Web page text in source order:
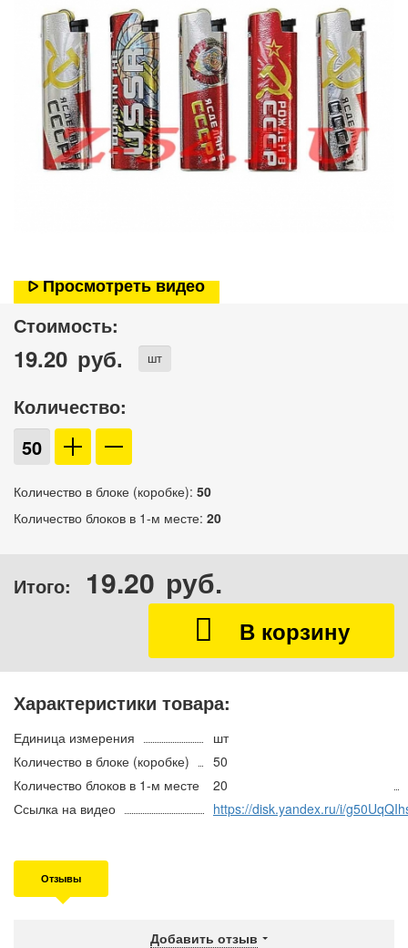
Просмотреть видео
Стоимость:
19.20 руб. шт
Количество:
Количество в блоке (коробке): 50
Количество блоков в 1-м месте: 20
Итого: 19.20 руб.
Характеристики товара:
Единица измерения
шт
Количество в блоке (коробке)
50
Количество блоков в 1-м месте
20
Ссылка на видео
https://disk.yandex.ru/i/
Отзывы
Добавить отзыв